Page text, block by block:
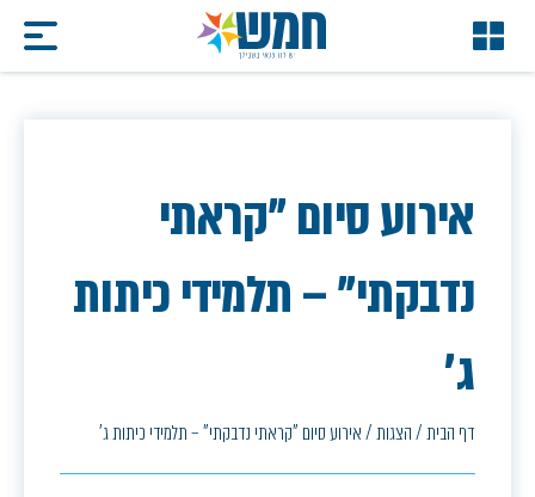
אירוע סיום "קראתי
נדבקתי" – תלמידי כיתות
ג'
דף הבית/הצגות/אירוע סיום "קראתי נדבקתי" – תלמידי כיתות ג'